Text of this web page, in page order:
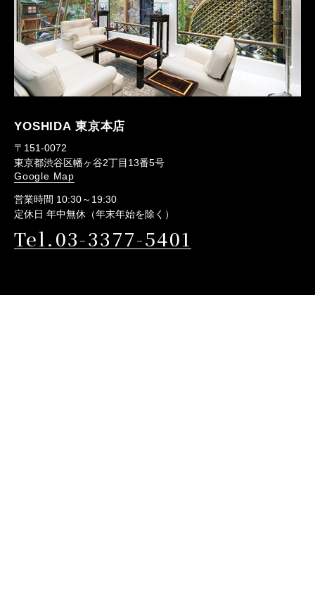
YOSHIDA 東京本店
〒151-0072
東京都渋谷区幡ヶ谷2丁目13番5号
Google Map
営業時間 10:30～19:30
定休日 年中無休（年末年始を除く）
Tel.03-3377-5401